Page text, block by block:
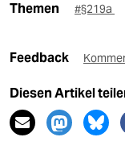
Themen #§219a
Feedback
Diesen Artikel